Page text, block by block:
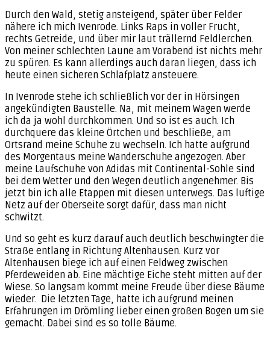
Durch den Wald, stetig ansteigend, später über Felder
nähere ich mich Ivenrode. Links Raps in voller Frucht,
rechts Getreide, und über mir laut trällernd Feldlerchen.
Von meiner schlechten Laune am Vorabend ist nichts mehr
zu spüren. Es kann allerdings auch daran liegen, dass ich
heute einen sicheren Schlafplatz ansteuere.
In Ivenrode stehe ich schließlich vor der in Hörsingen
angekündigten Baustelle. Na, mit meinem Wagen werde
ich da ja wohl durchkommen. Und so ist es auch. Ich
durchquere das kleine Örtchen und beschließe, am
Ortsrand meine Schuhe zu wechseln. Ich hatte aufgrund
des Morgentaus meine Wanderschuhe angezogen. Aber
meine Laufschuhe von Adidas mit Continental-Sohle sind
bei dem Wetter und den Wegen deutlich angenehmer. Bis
jetzt bin ich alle Etappen mit diesen unterwegs. Das luftige
Netz auf der Oberseite sorgt dafür, dass man nicht
schwitzt.
Und so geht es kurz darauf auch deutlich beschwingter die
Straße entlang in Richtung Altenhausen. Kurz vor
Altenhausen biege ich auf einen Feldweg zwischen
Pferdeweiden ab. Eine mächtige Eiche steht mitten auf der
Wiese. So langsam kommt meine Freude über diese Bäume
wieder. Die letzten Tage, hatte ich aufgrund meinen
Erfahrungen im Drömling lieber einen großen Bogen um sie
gemacht. Dabei sind es so tolle Bäume.